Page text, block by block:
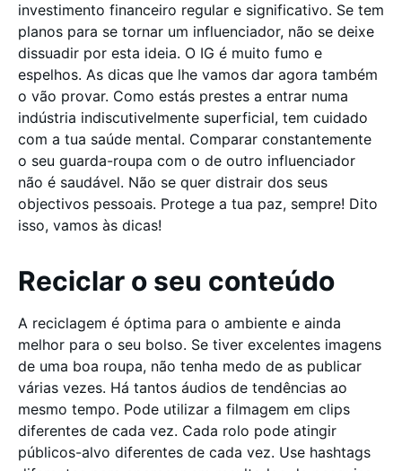
investimento financeiro regular e significativo. Se tem
planos para se tornar um influenciador, não se deixe
dissuadir por esta ideia. O IG é muito fumo e
espelhos. As dicas que lhe vamos dar agora também
o vão provar. Como estás prestes a entrar numa
indústria indiscutivelmente superficial, tem cuidado
com a tua saúde mental. Comparar constantemente
o seu guarda-roupa com o de outro influenciador
não é saudável. Não se quer distrair dos seus
objectivos pessoais. Protege a tua paz, sempre! Dito
isso, vamos às dicas!
Reciclar o seu conteúdo
A reciclagem é óptima para o ambiente e ainda
melhor para o seu bolso. Se tiver excelentes imagens
de uma boa roupa, não tenha medo de as publicar
várias vezes. Há tantos áudios de tendências ao
mesmo tempo. Pode utilizar a filmagem em clips
diferentes de cada vez. Cada rolo pode atingir
públicos-alvo diferentes de cada vez. Use hashtags